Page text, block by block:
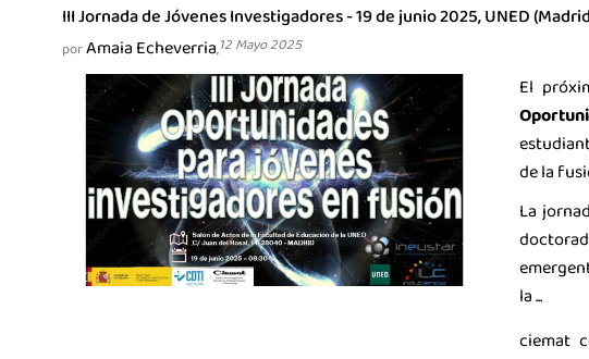
III Jornada de Jóvenes Investigadores - 19 de junio 2025, UNED
porAmaia Echeverria,12 Mayo 2025
El
de la
La
la ...
ciemat